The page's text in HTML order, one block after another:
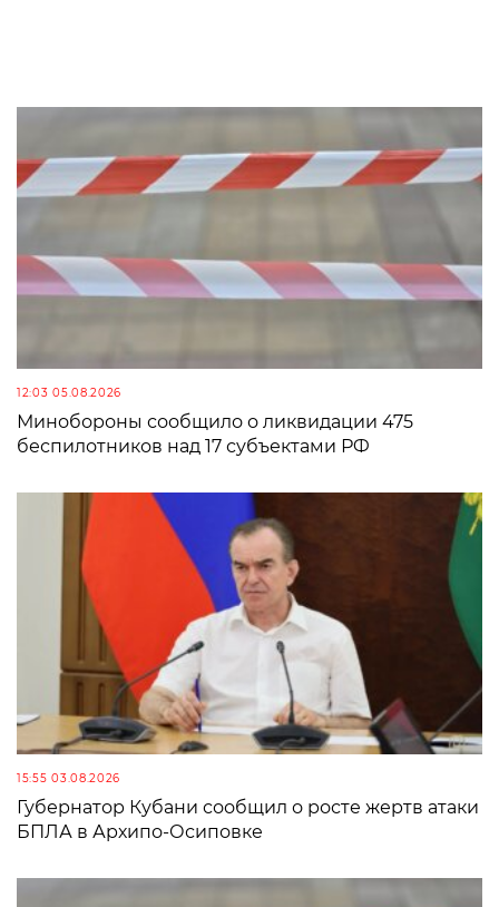
12:03 05.08.2026
Минобороны сообщило о ликвидации 475
беспилотников над 17 субъектами РФ
15:55 03.08.2026
Губернатор Кубани сообщил о росте жертв атаки
БПЛА в Архипо-Осиповке